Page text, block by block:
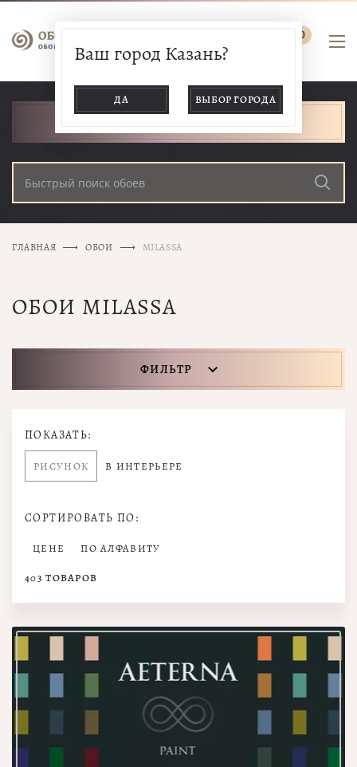
0
Ваш город Казань?
ДА ВЫБОР ГОРОДА
ГЛАВНАЯ ОБОИ MILASSA
ОБОИ MILASSA
ФИЛЬТР
ПОКАЗАТЬ:
РИСУНОК В ИНТЕРЬЕРЕ
СОРТИРОВАТЬ ПО:
ЦЕНЕ ПО АЛФАВИТУ
403 ТОВАРОВ